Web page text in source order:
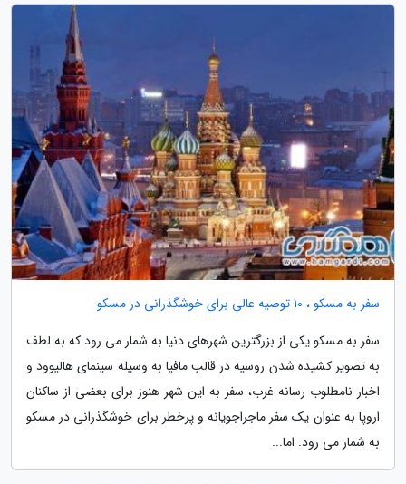
سفر به مسکو ، 10 توصیه عالی برای خوشگذرانی در مسکو
سفر به مسکو یکی از بزرگترین شهرهای دنیا به شمار می رود که به لطف
به تصویر کشیده شدن روسیه در قالب مافیا به وسیله سینمای هالیوود و
اخبار نامطلوب رسانه غرب، سفر به این شهر هنوز برای بعضی از ساکنان
اروپا به عنوان یک سفر ماجراجویانه و پرخطر برای خوشگذرانی در مسکو
به شمار می رود. اما...